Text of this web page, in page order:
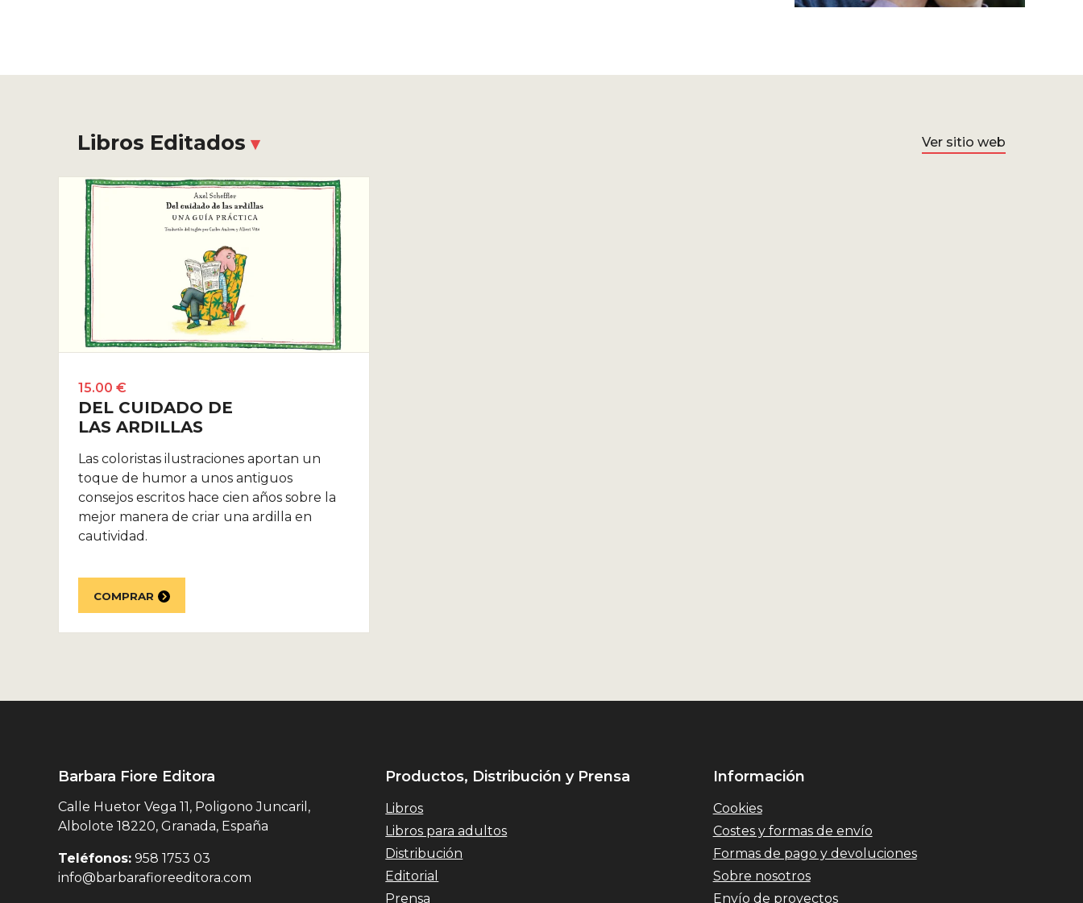
Libros Editados Ver sitio web
15.00 €
DEL CUIDADO DE
LAS ARDILLAS
Las coloristas ilustraciones aportan un
toque de humor a unos antiguos
consejos escritos hace cien años sobre la
mejor manera de criar una ardilla en
cautividad.
COMPRAR
Barbara Fiore Editora
Calle Huetor Vega 11, Poligono Juncaril,
Albolote 18220, Granada, España
Teléfonos: 958 1753 03
info@barbarafioreeditora.com
Productos, Distribución y Prensa
Libros
Libros para adultos
Distribución
Editorial
Prensa
Información
Cookies
Costes y formas de envío
Formas de pago y devoluciones
Sobre nosotros
Envío de proyectos